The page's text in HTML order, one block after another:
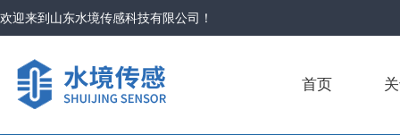
欢迎来到 山东水境传感科技有限公司 ！
首页